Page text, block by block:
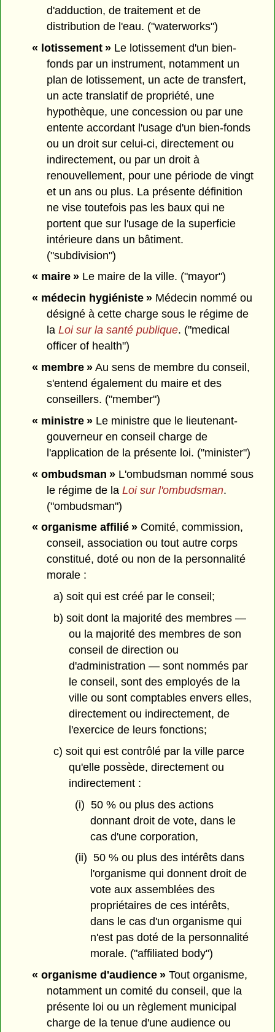
d'adduction, de traitement et de
distribution de l'eau. ("waterworks")
« lotissement »Le lotissement d'un bien-
fonds par un instrument, notamment un
plan de lotissement, un acte de transfert,
un acte translatif de propriété, une
hypothèque, une concession ou par une
entente accordant l'usage d'un bien-fonds
ou un droit sur celui-ci, directement ou
indirectement, ou par un droit à
renouvellement, pour une période de vingt
et un ans ou plus. La présente définition
ne vise toutefois pas les baux qui ne
portent que sur l'usage de la superficie
intérieure dans un bâtiment.
("subdivision")
« maire »Le maire de la ville. ("mayor")
« médecin hygiéniste »Médecin nommé ou
désigné à cette charge sous le régime de
laLoi sur la santé publique. ("medical
officer of health")
« membre »Au sens de membre du conseil,
s'entend également du maire et des
conseillers. ("member")
« ministre »Le ministre que le lieutenant-
gouverneur en conseil charge de
l'application de la présente loi. ("minister")
« ombudsman »L'ombudsman nommé sous
le régime de laLoi sur l'ombudsman.
("ombudsman")
« organisme affilié »Comité, commission,
conseil, association ou tout autre corps
constitué, doté ou non de la personnalité
morale :
a) soit qui est créé par le conseil;
b) soit dont la majorité des membres —
ou la majorité des membres de son
conseil de direction ou
d'administration — sont nommés par
le conseil, sont des employés de la
ville ou sont comptables envers elles,
directement ou indirectement, de
l'exercice de leurs fonctions;
c) soit qui est contrôlé par la ville parce
qu'elle possède, directement ou
indirectement :
(i) 50 % ou plus des actions
donnant droit de vote, dans le
cas d'une corporation,
(ii) 50 % ou plus des intérêts dans
l'organisme qui donnent droit de
vote aux assemblées des
propriétaires de ces intérêts,
dans le cas d'un organisme qui
n'est pas doté de la personnalité
morale. ("affiliated body")
« organisme d'audience »Tout organisme,
notamment un comité du conseil, que la
présente loi ou un règlement municipal
charge de la tenue d'une audience ou